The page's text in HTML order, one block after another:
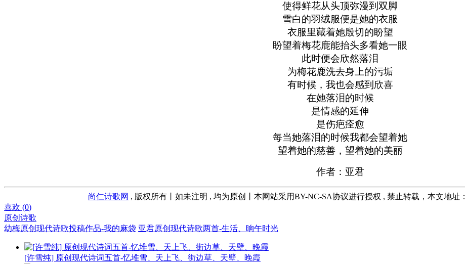
使得鲜花从头顶弥漫到双脚
雪白的羽绒服便是她的衣服
衣服里藏着她殷切的盼望
盼望着梅花鹿能抬头多看她一眼
此时便会欣然落泪
为梅花鹿洗去身上的污垢
有时候，我也会感到欣喜
在她落泪的时候
是情感的延伸
是伤疤痊愈
每当她落泪的时候我都会望着她
望着她的慈善，望着她的美丽
作者：亚君
尚仁诗歌网 , 版权所有丨如未注明 , 均为原创丨本网站采用BY-NC-SA协议进行授权 , 禁止转载，本文地址：
喜欢 (0)
原创诗歌
幼梅原创现代诗歌投稿作品-我的麻袋 亚君原创现代诗歌两首-生活、晌午时光
[许雪纯] 原创现代诗词五首-忆堆雪、天上飞、街边草、天壁、晚霞